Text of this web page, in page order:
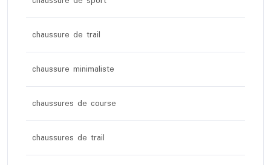
chaussure de trail
chaussure minimaliste
chaussures de course
chaussures de trail